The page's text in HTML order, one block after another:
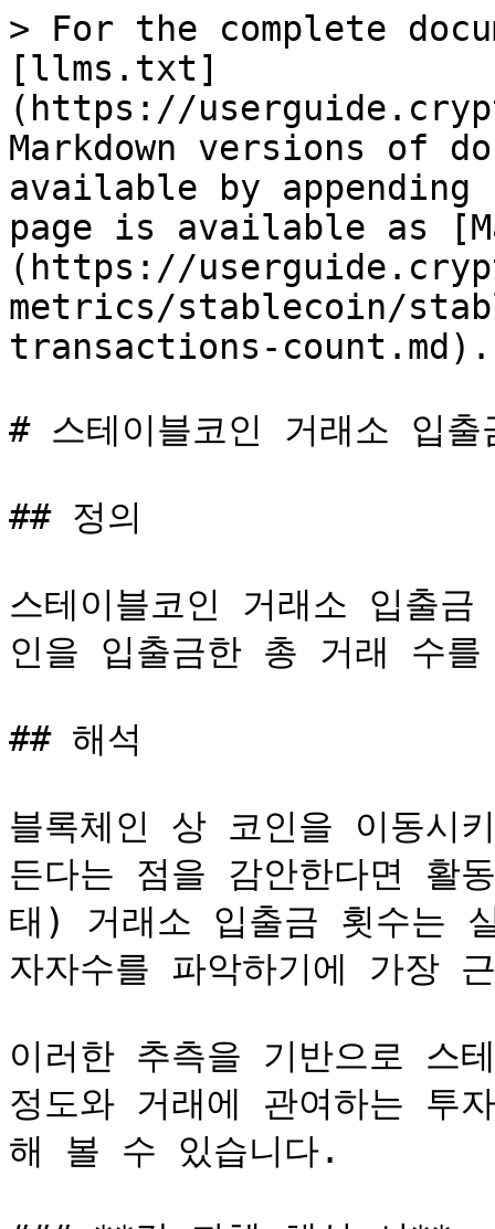
> For the complete
[llms.txt]
(https://
Markdown versions of
available by
page is available as
(https://
metrics/stablecoin/
transactions-count.md).
# 스테이블코인 거래소 입
## 정의
스테이블코인 거래소 입출
인을 입출금한 총 거래 수를
## 해석﻿
블록체인 상 코인을 이동시
든다는 점을 감안한다면 활
태) 거래소 입출금 횟수는
자자수를 파악하기에 가장
이러한 추측을 기반으로 스
정도와 거래에 관여하는 투
해 볼 수 있습니다.